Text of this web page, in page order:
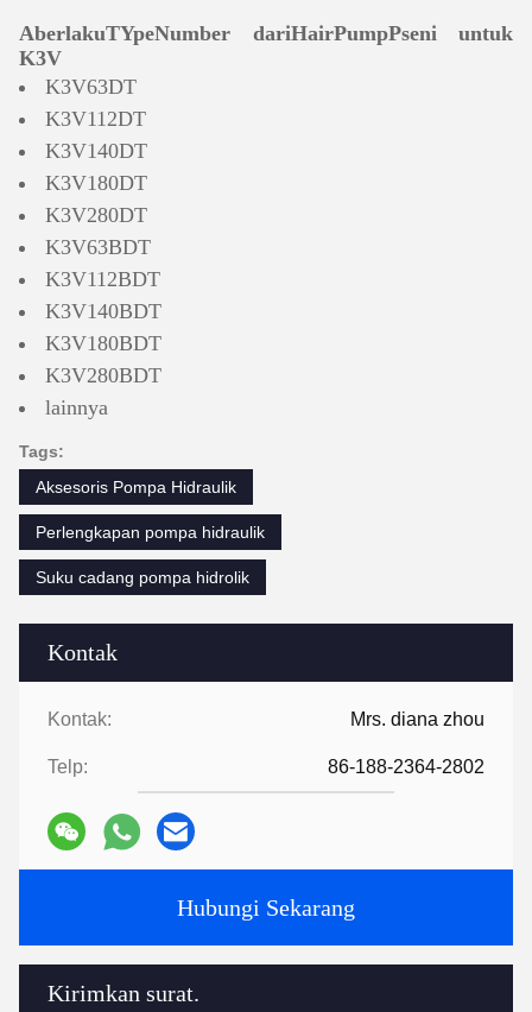
Kontak
Kontak: Mrs. diana zhou
Telp: 86-188-2364-2802
Hubungi Sekarang
Kirimkan surat.
AberlakuTYpeNumber dariHairPumpPseni untuk
K3V
K3V63DT
K3V112DT
K3V140DT
K3V180DT
K3V280DT
K3V63BDT
K3V112BDT
K3V140BDT
K3V180BDT
K3V280BDT
lainnya
Tags:
Aksesoris Pompa Hidraulik
Perlengkapan pompa hidraulik
Suku cadang pompa hidrolik